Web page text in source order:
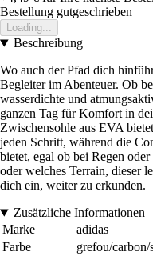
Bestellung gutgeschrieben
Loading...
Beschreibung
Wo auch der Pfad dich
Begleiter im Abenteuer. Ob
wasserdichte und
ganzen Tag für Komfort in
Zwischensohle aus EVA
jeden Schritt, während die
bietet, egal ob bei Regen
oder welches Terrain, dieser
dich ein, weiter zu erkunden.
Zusätzliche Informationen
Marke
adidas
Farbe
grefou/carbon/